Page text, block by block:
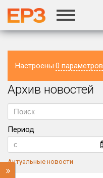
Настроены 0 параметров
Регион
Архив новостей
Период
Актуальные новости